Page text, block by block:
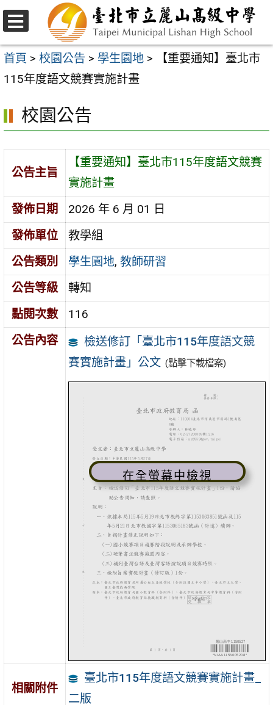
跳
至
主
要
容
區
選
單
首頁 > 校園公告 > 學生園地 >
【重要通知】臺北市
115年度語文競賽實施計畫
校園公告
公告主旨
【重要通知】臺北市115年度語文競賽
實施計畫
發佈日期
2026 年 6 月 01 日
發佈單位
教學組
公告類別
學生園地,教師研習
公告等級
轉知
點閱次數
116
公告內容
檢送修訂「臺北市115年度語文競
賽實施計畫」公文 (點擊下載檔案)
在全螢幕中檢視
相關附件
臺北市115年度語文競賽實施計畫_
二版